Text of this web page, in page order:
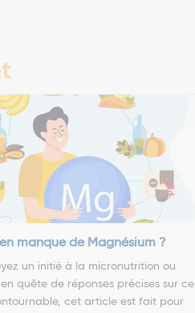
manque de Magnésium ?
un initié à la micronutrition ou
quête de réponses précises sur ce
cet article est fait pour